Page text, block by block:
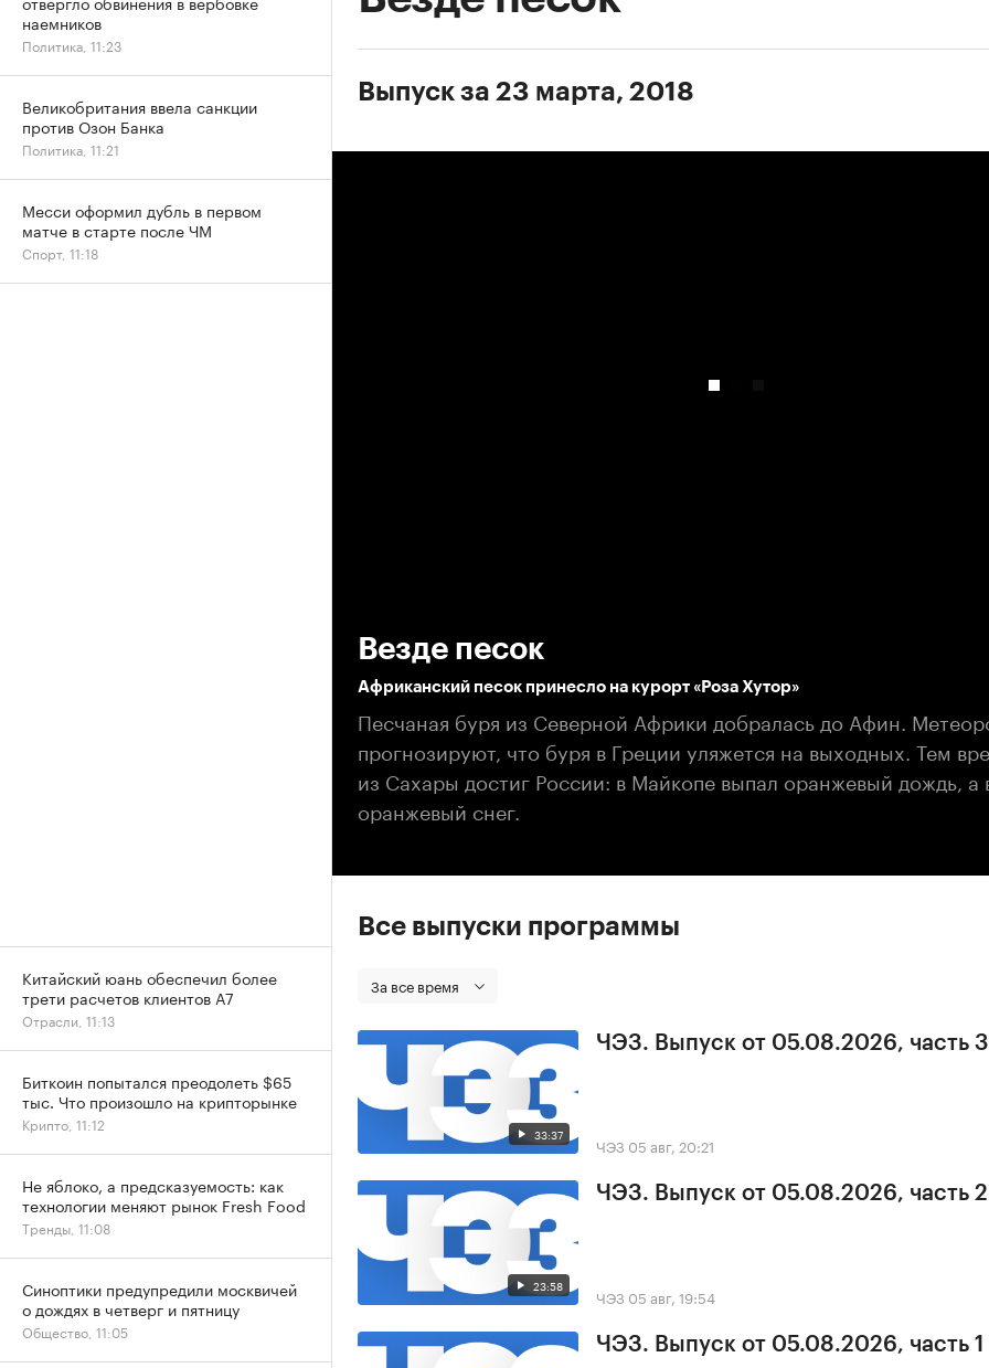
Выпуск за 23 марта, 2018
Везде песок
Африканский песок принесло на курорт «Роза Хутор»
Песчаная буря из Северной Африки добралась до Афин.
прогнозируют, что буря в Греции уляжется на выходных. Тем
из Сахары достиг России: в Майкопе выпал оранжевый дождь, а
оранжевый снег.
Все выпуски программы
За все время
33:37
ЧЭЗ. Выпуск от 05.08.2026, часть 3
ЧЭЗ 05 авг, 20:21
23:58
ЧЭЗ. Выпуск от 05.08.2026, часть 2
ЧЭЗ 05 авг, 19:54
ЧЭЗ. Выпуск от 05.08.2026, часть 1
наемников
Политика, 11:23
Великобритания ввела санкции
против Озон Банка
Политика, 11:21
Месси оформил дубль в первом
матче в старте после ЧМ
Спорт, 11:18
Китайский юань обеспечил более
трети расчетов клиентов А7
Отрасли, 11:13
Биткоин попытался преодолеть $65
тыс. Что произошло на крипторынке
Крипто, 11:12
Не яблоко, а предсказуемость: как
технологии меняют рынок Fresh Food
Тренды, 11:08
Синоптики предупредили москвичей
о дождях в четверг и пятницу
Общество, 11:05